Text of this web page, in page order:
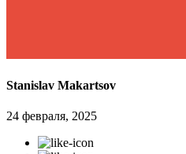
Stanislav Makartsov
24 февраля, 2025